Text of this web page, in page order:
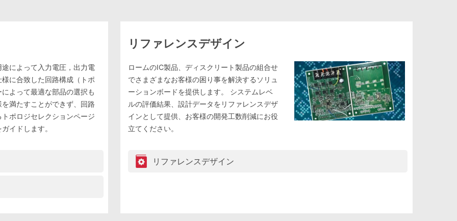
によって入力電圧，出力電
に合致した回路構成（トポ
よって最適な部品の選択も
満たすことができず、回路
ポロジセレクションページ
イドします。
リファレンスデザイン
ロームのIC製品、ディスクリート製品の組合せ
でさまざまなお客様の困り事を解決するソリュ
ーションボードを提供します。 システムレベ
ルの評価結果、設計データをリファレンスデザ
インとして提供、お客様の開発工数削減にお役
立てください。
リファレンスデザイン